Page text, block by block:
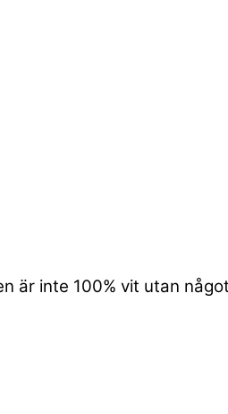
är inte 100% vit utan